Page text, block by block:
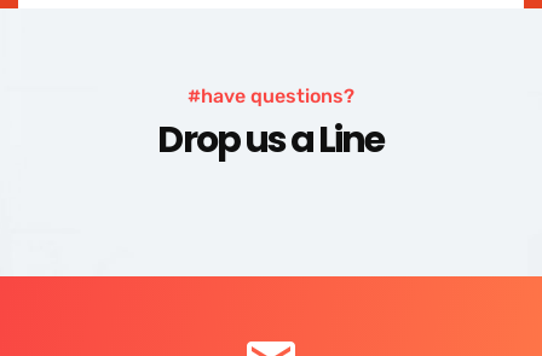
#have questions?
Drop us a Line